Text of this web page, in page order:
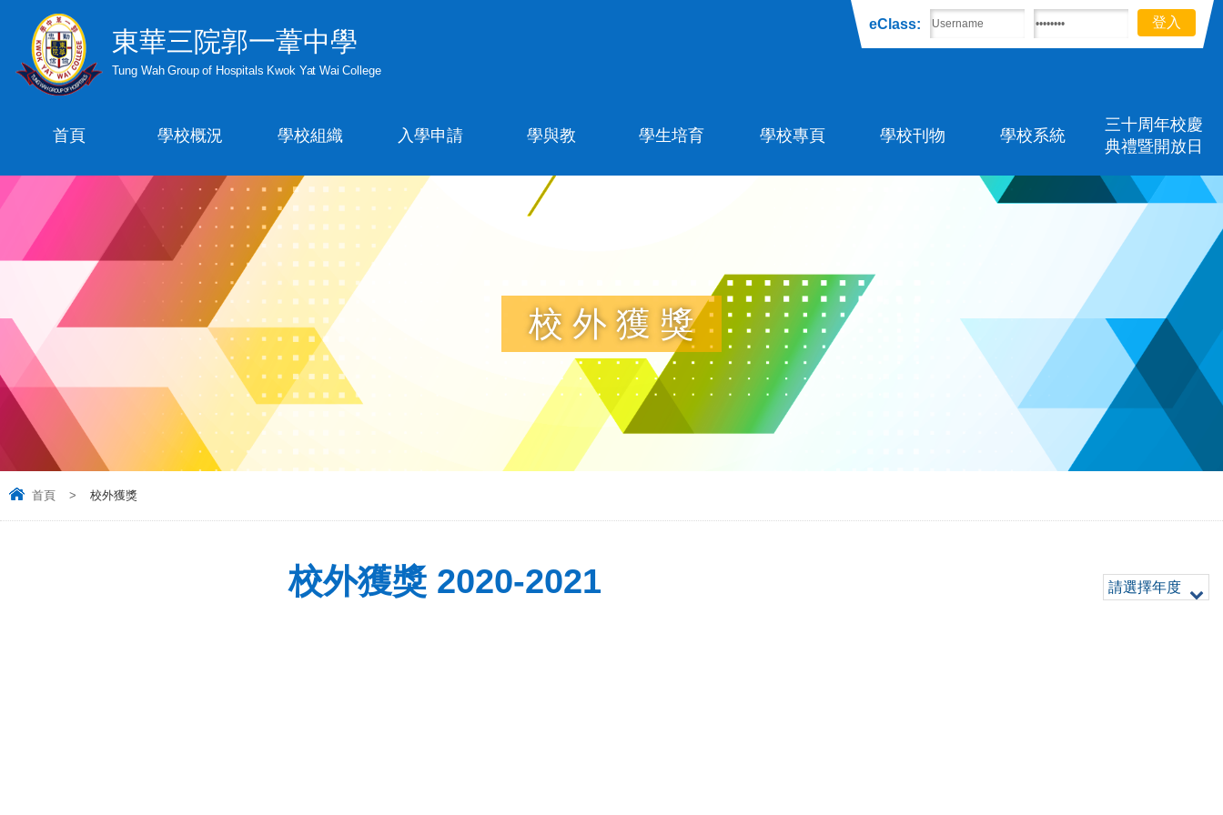
東華三院郭一葦中學
Tung Wah Group of Hospitals Kwok Yat Wai College
eClass:
首頁 學校概況 學校組織 入學申請 學與教 學生培育 學校專頁 學校刊物 學校系統
三十周年校慶
典禮暨開放日
校外獲獎
首頁 > 校外獲獎
校外獲獎 2020-2021 請選擇年度